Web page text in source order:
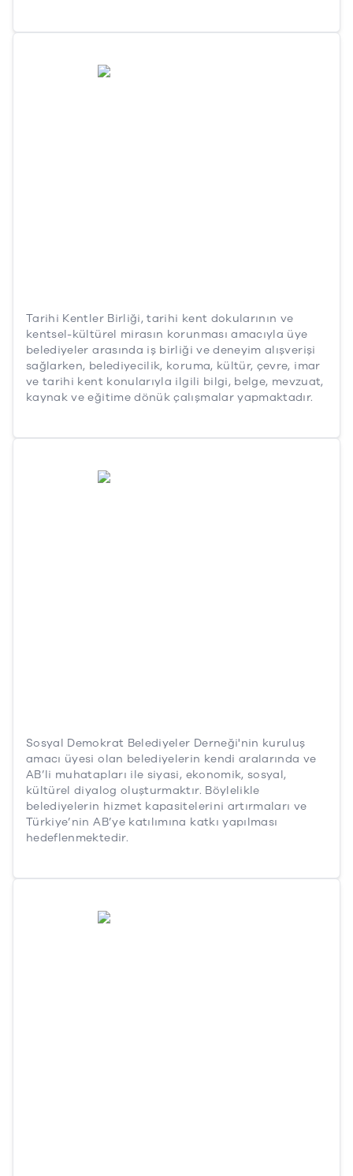
Tarihi Kentler Birliği, tarihi kent dokularının ve
kentsel-kültürel mirasın korunması amacıyla üye
belediyeler arasında iş birliği ve deneyim alışverişi
sağlarken, belediyecilik, koruma, kültür, çevre, imar
ve tarihi kent konularıyla ilgili bilgi, belge, mevzuat,
kaynak ve eğitime dönük çalışmalar yapmaktadır.
Sosyal Demokrat Belediyeler Derneği'nin kuruluş
amacı üyesi olan belediyelerin kendi aralarında ve
AB’li muhatapları ile siyasi, ekonomik, sosyal,
kültürel diyalog oluşturmaktır. Böylelikle
belediyelerin hizmet kapasitelerini artırmaları ve
Türkiye’nin AB’ye katılımına katkı yapılması
hedeflenmektedir.